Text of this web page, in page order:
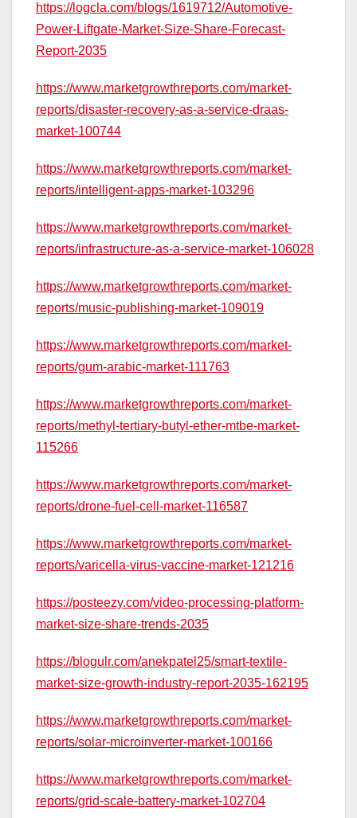
https://logcla.com/blogs/1619712/Automotive-
Power-Liftgate-Market-Size-Share-Forecast-
Report-2035
https://www.marketgrowthreports.com/market-
reports/disaster-recovery-as-a-service-draas-
market-100744
https://www.marketgrowthreports.com/market-
reports/intelligent-apps-market-103296
https://www.marketgrowthreports.com/market-
reports/infrastructure-as-a-service-market-106028
https://www.marketgrowthreports.com/market-
reports/music-publishing-market-109019
https://www.marketgrowthreports.com/market-
reports/gum-arabic-market-111763
https://www.marketgrowthreports.com/market-
reports/methyl-tertiary-butyl-ether-mtbe-market-
115266
https://www.marketgrowthreports.com/market-
reports/drone-fuel-cell-market-116587
https://www.marketgrowthreports.com/market-
reports/varicella-virus-vaccine-market-121216
https://posteezy.com/video-processing-platform-
market-size-share-trends-2035
https://blogulr.com/anekpatel25/smart-textile-
market-size-growth-industry-report-2035-162195
https://www.marketgrowthreports.com/market-
reports/solar-microinverter-market-100166
https://www.marketgrowthreports.com/market-
reports/grid-scale-battery-market-102704